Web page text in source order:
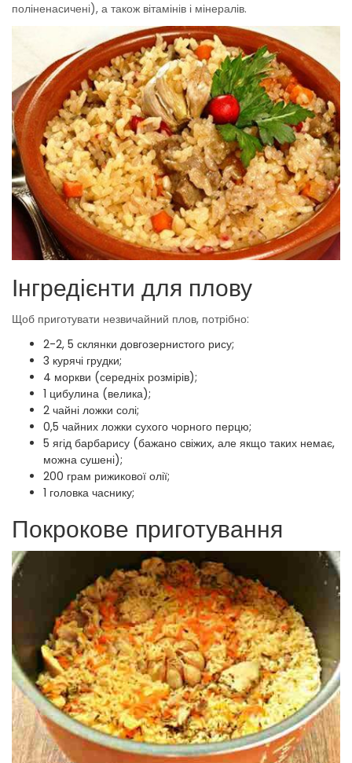
поліненасичені), а також вітамінів і мінералів.
Інгредієнти для плову
Щоб приготувати незвичайний плов, потрібно:
2-2, 5 склянки довгозернистого рису;
3 курячі грудки;
4 моркви (середніх розмірів);
1 цибулина (велика);
2 чайні ложки солі;
0,5 чайних ложки сухого чорного перцю;
5 ягід барбарису (бажано свіжих, але якщо таких немає,
можна сушені);
200 грам рижикової олії;
1 головка часнику;
Покрокове приготування